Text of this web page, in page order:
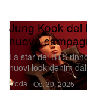
Moda
Jung Kook dei
nuova
La star dei BTS
nuovi look denim
Oct 30, 2025